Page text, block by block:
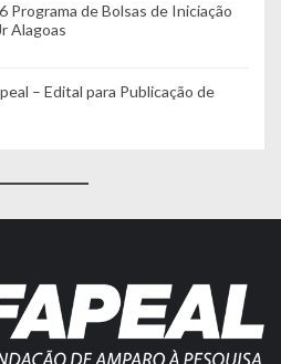
Programa de Bolsas de Iniciação
Alagoas
– Edital para Publicação de